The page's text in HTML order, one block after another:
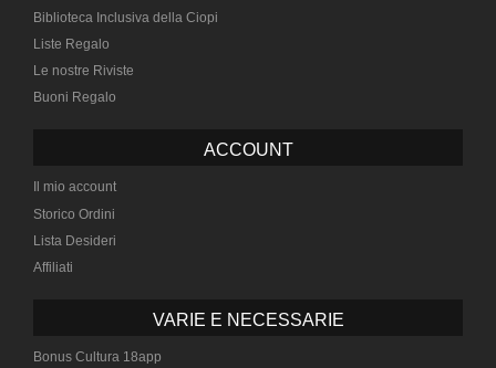
Biblioteca Inclusiva della Ciopi
Liste Regalo
Le nostre Riviste
Buoni Regalo
ACCOUNT
Il mio account
Storico Ordini
Lista Desideri
Affiliati
VARIE E NECESSARIE
Bonus Cultura 18app